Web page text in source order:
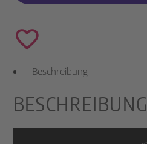
Beschreibung
BESCHREIBUNG